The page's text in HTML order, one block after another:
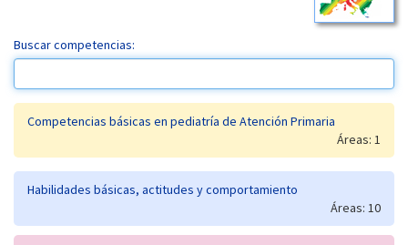
Buscar competencias:
Competencias básicas en pediatría de Atención Primaria
Áreas: 1
Habilidades básicas, actitudes y comportamiento
Áreas: 10